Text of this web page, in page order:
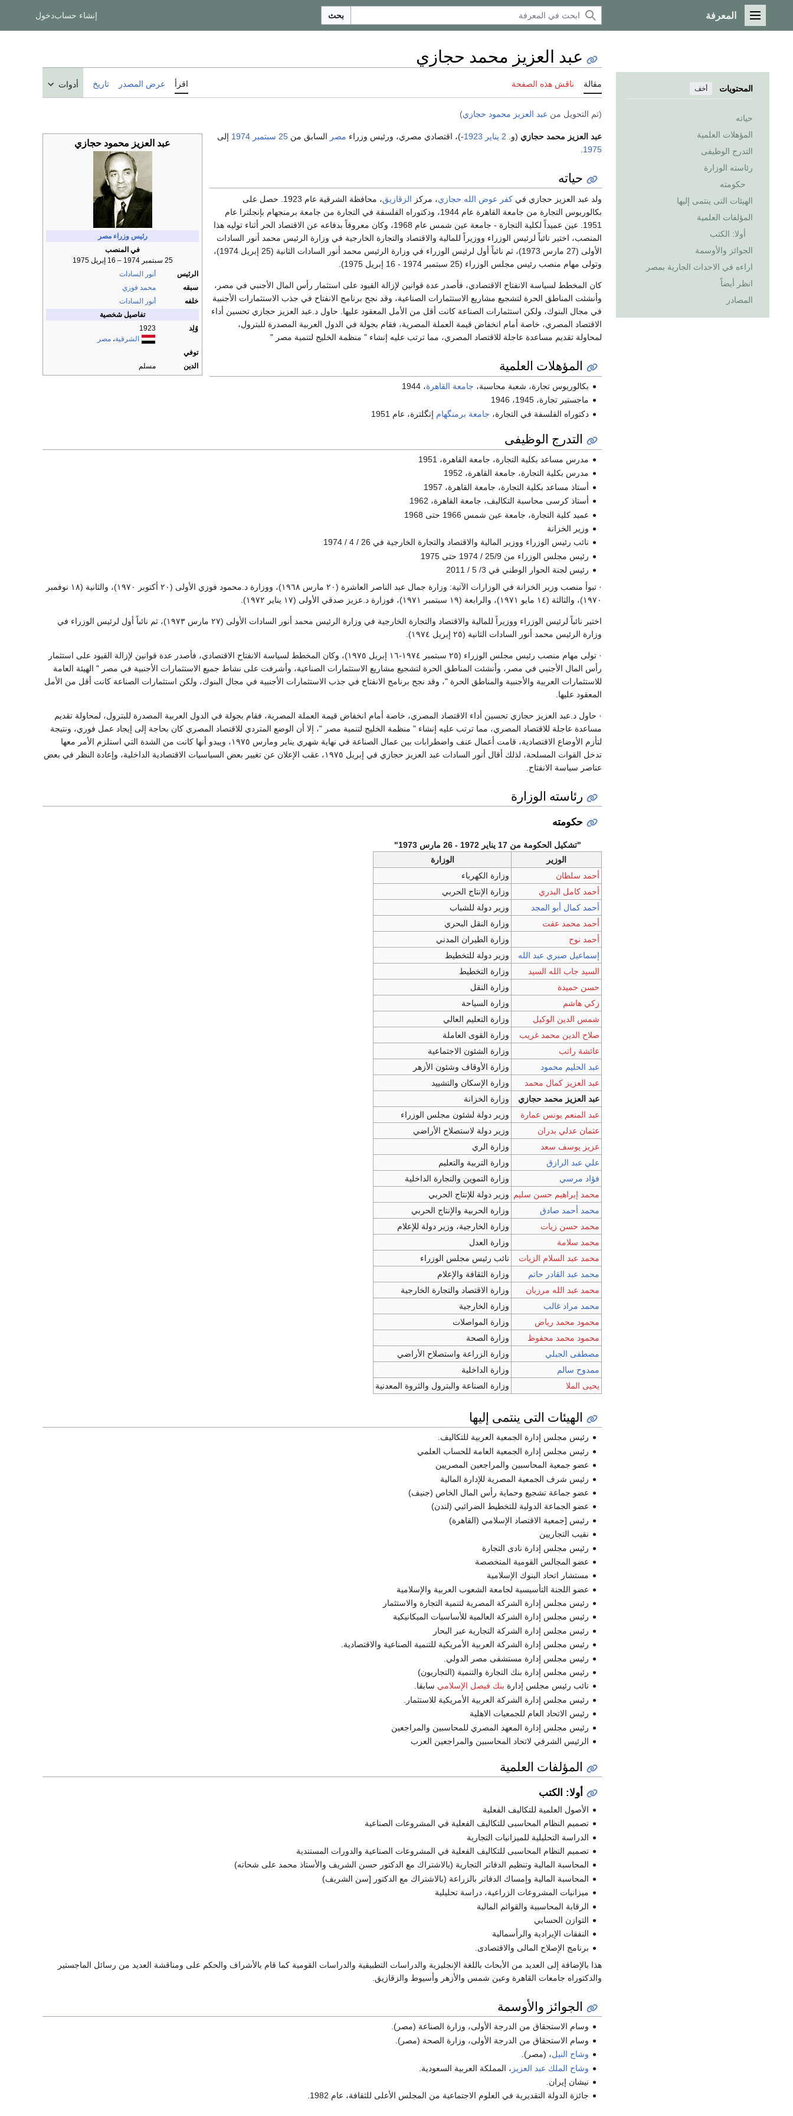
القائمة الرئيسية
المعرفة بحث إنشاء حسابدخول
المحتويات أخف
حياته
المؤهلات العلمية
التدرج الوظيفى
رئاسته الوزارة
حكومته
الهيئات التى ينتمى إليها
المؤلفات العلمية
أولا: الكتب
الجوائز والأوسمة
اراءه في الاحداث الجارية بمصر
انظر أيضاً
المصادر
عبد العزيز محمد حجازي
مقالة ناقش هذه الصفحة اقرأ عرض المصدر تاريخ أدوات
(تم التحويل من عبد العزيز محمود حجازي)
عبد العزيز محمود حجازي
رئيس وزراء مصر
في المنصب
25 سبتمبر 1974 – 16 إبريل 1975
الرئيس
أنور السادات
سبقه
محمد فوزي
خلفه
أنور السادات
تفاصيل شخصية
وُلِد
1923
الشرقية، مصر
توفي
الدين
مسلم
عبد العزيز محمد حجازي (و. 2 يناير 1923-)، اقتصادي مصري، ورئيس وزراء مصر السابق من 25 سبتمبر 1974 إلى
1975
حياته
ولد عبد العزيز حجازي في كفر عوض الله حجازي، مركز الزقازيق
، محافظة الشرقية عام 1923. حصل على
بكالوريوس التجارة من جامعة القاهرة عام 1944، ودكتوراه الفلسفة في التجارة من جامعة برمنجهام بإنجلترا عام
1951. عين عميداً لكلية التجارة - جامعة عين شمس عام 1968، وكان معروفاً بدفاعه عن الاقتصاد الحر أثناء توليه هذا
المنصب، اختير نائباً لرئيس الوزراء ووزيراً للمالية والاقتصاد والتجارة الخارجية في وزارة الرئيس محمد أنور السادات
الأولى (27 مارس 1973)، ثم نائباً أول لرئيس الوزراء في وزارة الرئيس محمد أنور السادات الثانية (25 إبريل 1974)،
وتولى مهام منصب رئيس مجلس الوزراء (25 سبتمبر 1974 - 16 إبريل 1975).
كان المخطط لسياسة الانفتاح الاقتصادي، فأصدر عدة قوانين لإزالة القيود على استثمار رأس المال الأجنبي في مصر،
وأنشئت المناطق الحرة لتشجيع مشاريع الاستثمارات الصناعية، وقد نجح برنامج الانفتاح في جذب الاستثمارات الأجنبية
في مجال البنوك، ولكن استثمارات الصناعة كانت أقل من الأمل المعقود عليها. حاول د.عبد العزيز حجازي تحسين أداء
الاقتصاد المصري، خاصة أمام انخفاض قيمة العملة المصرية، فقام بجولة في الدول العربية المصدرة للبترول،
لمحاولة تقديم مساعدة عاجلة للاقتصاد المصري، مما ترتب عليه إنشاء " منظمة الخليج لتنمية مصر "
المؤهلات العلمية
بكالوريوس تجارة، شعبة محاسبة، جامعة القاهرة، 1944
ماجستير تجارة، 1945، 1946
دكتوراه الفلسفة في التجارة، جامعة برمنگهام إنگلترة، عام 1951
التدرج الوظيفى
مدرس مساعد بكلية التجارة، جامعة القاهرة، 1951
مدرس بكلية التجارة، جامعة القاهرة، 1952
أستاذ مساعد بكلية التجارة، جامعة القاهرة، 1957
أستاذ كرسى محاسبة التكاليف، جامعة القاهرة، 1962
عميد كلية التجارة، جامعة عين شمس 1966 حتى 1968
وزير الخزانة
نائب رئيس الوزراء ووزير المالية والاقتصاد والتجارة الخارجية في 26 / 4 / 1974
رئيس مجلس الوزراء من 25/9 / 1974 حتى 1975
رئيس لجنة الحوار الوطني في 3/ 5 / 2011
· تبوأ منصب وزير الخزانة في الوزارات الآتية: وزارة جمال عبد الناصر العاشرة (٢٠ مارس ١٩٦٨)، ووزارة د.محمود فوزي الأولى (٢٠ أكتوبر ١٩٧٠)، والثانية (١٨ نوفمبر
١٩٧٠)، والثالثة (١٤ مايو ١٩٧١)، والرابعة (١٩ سبتمبر ١٩٧١)، فوزارة د.عزيز صدقي الأولى (١٧ يناير ١٩٧٢).
اختير نائباً لرئيس الوزراء ووزيراً للمالية والاقتصاد والتجارة الخارجية في وزارة الرئيس محمد أنور السادات الأولى (٢٧ مارس ١٩٧٣)، ثم نائباً أول لرئيس الوزراء في
وزارة الرئيس محمد أنور السادات الثانية (٢٥ إبريل ١٩٧٤).
· تولى مهام منصب رئيس مجلس الوزراء (٢٥ سبتمبر ١٩٧٤-١٦ إبريل ١٩٧٥)، وكان المخطط لسياسة الانفتاح الاقتصادي، فأصدر عدة قوانين لإزالة القيود على استثمار
رأس المال الأجنبي في مصر، وأنشئت المناطق الحرة لتشجيع مشاريع الاستثمارات الصناعية، وأشرفت على نشاط جميع الاستثمارات الأجنبية في مصر " الهيئة العامة
للاستثمارات العربية والأجنبية والمناطق الحرة "، وقد نجح برنامج الانفتاح في جذب الاستثمارات الأجنبية في مجال البنوك، ولكن استثمارات الصناعة كانت أقل من الأمل
المعقود عليها.
· حاول د.عبد العزيز حجازي تحسين أداء الاقتصاد المصري، خاصة أمام انخفاض قيمة العملة المصرية، فقام بجولة في الدول العربية المصدرة للبترول، لمحاولة تقديم
مساعدة عاجلة للاقتصاد المصري، مما ترتب عليه إنشاء " منظمة الخليج لتنمية مصر "، إلا أن الوضع المتردي للاقتصاد المصري كان بحاجة إلى إيجاد عمل فوري، ونتيجة
لتأزم الأوضاع الاقتصادية، قامت أعمال عنف واضطرابات بين عمال الصناعة في نهاية شهري يناير ومارس ١٩٧٥، ويبدو أنها كانت من الشدة التي استلزم الأمر معها
تدخل القوات المسلحة، لذلك أقال أنور السادات عبد العزيز حجازي في إبريل ١٩٧٥، عقب الإعلان عن تغيير بعض السياسيات الاقتصادية الداخلية، وإعادة النظر في بعض
عناصر سياسة الانفتاح.
رئاسته الوزارة
حكومته
"تشكيل الحكومة من 17 يناير 1972 - 26 مارس 1973"
الوزير
الوزارة
أحمد سلطان
وزارة الكهرباء
أحمد كامل البدري
وزارة الإنتاج الحربي
أحمد كمال أبو المجد
وزير دولة للشباب
أحمد محمد عفت
وزارة النقل البحري
أحمد نوح
وزارة الطيران المدني
إسماعيل صبري عبد الله
وزير دولة للتخطيط
السيد جاب الله السيد
وزارة التخطيط
حسن حميدة
وزارة النقل
زكي هاشم
وزارة السياحة
شمس الدين الوكيل
وزارة التعليم العالي
صلاح الدين محمد غريب
وزارة القوى العاملة
عائشة راتب
وزارة الشئون الاجتماعية
عبد الحليم محمود
وزارة الأوقاف وشئون الأزهر
عبد العزيز كمال محمد
وزارة الإسكان والتشييد
عبد العزيز محمد حجازي
وزارة الخزانة
عبد المنعم يونس عمارة
وزير دولة لشئون مجلس الوزراء
عثمان عدلي بدران
وزير دولة لاستصلاح الأراضي
عزيز يوسف سعد
وزارة الري
علي عبد الرازق
وزارة التربية والتعليم
فؤاد مرسي
وزارة التموين والتجارة الداخلية
محمد إبراهيم حسن سليم
وزير دولة للإنتاج الحربي
محمد أحمد صادق
وزارة الحربية والإنتاج الحربي
محمد حسن زيات
وزارة الخارجية، وزير دولة للإعلام
محمد سلامة
وزارة العدل
محمد عبد السلام الزيات
نائب رئيس مجلس الوزراء
محمد عبد القادر حاتم
وزارة الثقافة والإعلام
محمد عبد الله مرزبان
وزارة الاقتصاد والتجارة الخارجية
محمد مراد غالب
وزارة الخارجية
محمود محمد رياض
وزارة المواصلات
محمود محمد محفوظ
وزارة الصحة
مصطفى الجبلي
وزارة الزراعة واستصلاح الأراضي
ممدوح سالم
وزارة الداخلية
يحيى الملا
وزارة الصناعة والبترول والثروة المعدنية
الهيئات التى ينتمى إليها
رئيس مجلس إدارة الجمعية العربية للتكاليف.
رئيس مجلس إدارة الجمعية العامة للحساب العلمي
عضو جمعية المحاسبين والمراجعين المصريين
رئيس شرف الجمعية المصرية للإدارة المالية
عضو جماعة تشجيع وحماية رأس المال الخاص (جنيف)
عضو الجماعة الدولية للتخطيط الضرائبي (لندن)
رئيس [جمعية الاقتصاد الإسلامي (القاهرة)
نقيب التجاريين
رئيس مجلس إدارة نادى التجارة
عضو المجالس القومية المتخصصة
مستشار اتحاد البنوك الإسلامية
عضو اللجنة التأسيسية لجامعة الشعوب العربية والإسلامية
رئيس مجلس إدارة الشركة المصرية لتنمية التجارة والاستثمار
رئيس مجلس إدارة الشركة العالمية للأساسيات الميكانيكية
رئيس مجلس إدارة الشركة التجارية عبر البحار
رئيس مجلس إدارة الشركة العربية الأمريكية للتنمية الصناعية والاقتصادية.
رئيس مجلس إدارة مستشفى مصر الدولي.
رئيس مجلس إدارة بنك التجارة والتنمية (التجاريون)
نائب رئيس مجلس إدارة بنك فيصل الإسلامي سابقا.
رئيس مجلس إدارة الشركة العربية الأمريكية للاستثمار.
رئيس الاتحاد العام للجمعيات الاهلية
رئيس مجلس إدارة المعهد المصري للمحاسبين والمراجعين
الرئيس الشرفي لاتحاد المحاسبين والمراجعين العرب
المؤلفات العلمية
أولا: الكتب
الأصول العلمية للتكاليف الفعلية
تصميم النظام المحاسبى للتكاليف الفعلية في المشروعات الصناعية
الدراسة التحليلية للميزانيات التجارية
تصميم النظام المحاسبى للتكاليف الفعلية في المشروعات الصناعية والدورات المستندية
المحاسبة المالية وتنظيم الدفاتر التجارية (بالاشتراك مع الدكتور حسن الشريف والأستاذ محمد على شحاته)
المحاسبة المالية وإمساك الدفاتر بالزراعة (بالاشتراك مع الدكتور [سن الشريف)
ميزانيات المشروعات الزراعية، دراسة تحليلية
الرقابة المحاسبية والقوائم المالية
التوازن الحسابي
النفقات الإيرادية والرأسمالية
برنامج الإصلاح المالى والاقتصادى.
هذا بالإضافة إلى العديد من الأبحاث باللغة الإنجليزية والدراسات التطبيقية والدراسات القومية كما قام بالأشراف والحكم على ومناقشة العديد من رسائل الماجستير
والدكتوراه جامعات القاهرة وعين شمس والأزهر وأسيوط والزقازيق.
الجوائز والأوسمة
وسام الاستحقاق من الدرجة الأولى، وزارة الصناعة (مصر).
وسام الاستحقاق من الدرجة الأولى، وزارة الصحة (مصر).
وشاح النيل، (مصر).
وشاح الملك عبد العزيز ، المملكة العربية السعودية.
نيشان إيران.
جائزة الدولة التقديرية في العلوم الاجتماعية من المجلس الأعلى للثقافة، عام 1982.